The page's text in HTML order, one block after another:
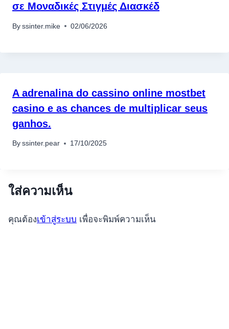
σε Μοναδικές Στιγμές Διασκέδ
By ssinter.mike 02/06/2026
A adrenalina do cassino online mostbet
casino e as chances de multiplicar seus
ganhos.
By ssinter.pear 17/10/2025
ใส่ความเห็น
คุณต้องเข้าสู่ระบบ เพื่อจะพิมพ์ความเห็น